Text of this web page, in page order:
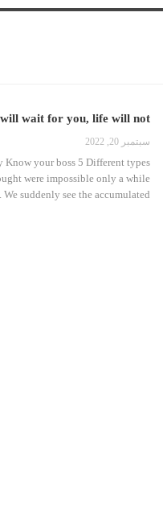
wait for you, life will not
سبتمبر 20, 2022
your boss 5 Different types
were impossible only a while
We suddenly see the accumulated…